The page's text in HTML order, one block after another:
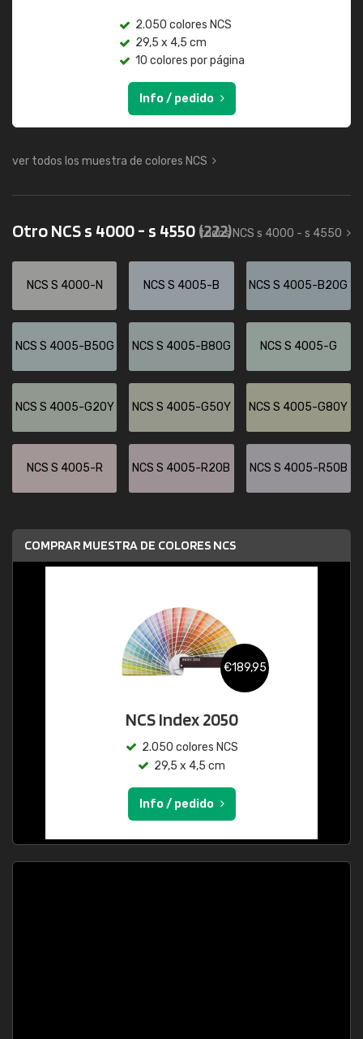
2.050 colores NCS
29,5 x 4,5 cm
10 colores por página
Info / pedido
ver todos los muestra de colores NCS
Otro NCS s 4000 - s 4550(222)
todos NCS s 4000 - s 4550
NCS S 4000-N NCS S 4005-B NCS S 4005-B20G
NCS S 4005-B50G NCS S 4005-B80G NCS S 4005-G
NCS S 4005-G20Y NCS S 4005-G50Y NCS S 4005-G80Y
NCS S 4005-R NCS S 4005-R20B NCS S 4005-R50B
COMPRAR MUESTRA DE COLORES NCS
€189,95
NCS Index 2050
2.050 colores NCS
29,5 x 4,5 cm
Info / pedido